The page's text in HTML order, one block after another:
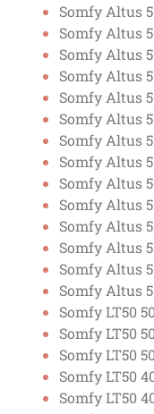
Somfy Altus
Somfy Altus
Somfy Altus
Somfy Altus
Somfy Altus
Somfy Altus
Somfy Altus
Somfy Altus
Somfy Altus
Somfy Altus
Somfy Altus
Somfy Altus
Somfy Altus
Somfy Altus
Somfy LT50
Somfy LT50
Somfy LT50
Somfy LT50
Somfy LT50